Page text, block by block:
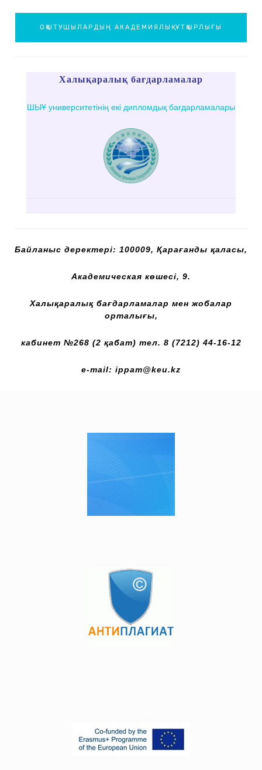
ОҚЫТУШЫЛАРДЫҢ АКАДЕМИЯЛЫҚ ҰТҚЫРЛЫҒЫ
Халықаралық бағдарламалар
ШЫҰ университетінің екі дипломдық бағдарламалары
Байланыс деректері: 100009, Қарағанды қаласы,
Академическая көшесі, 9.
Халықаралық бағдарламалар мен жобалар
орталығы,
кабинет №268 (2 қабат) тел. 8 (7212) 44-16-12
e-mail: ippam@keu.kz